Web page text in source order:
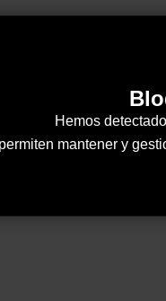
Hemos
mantener y